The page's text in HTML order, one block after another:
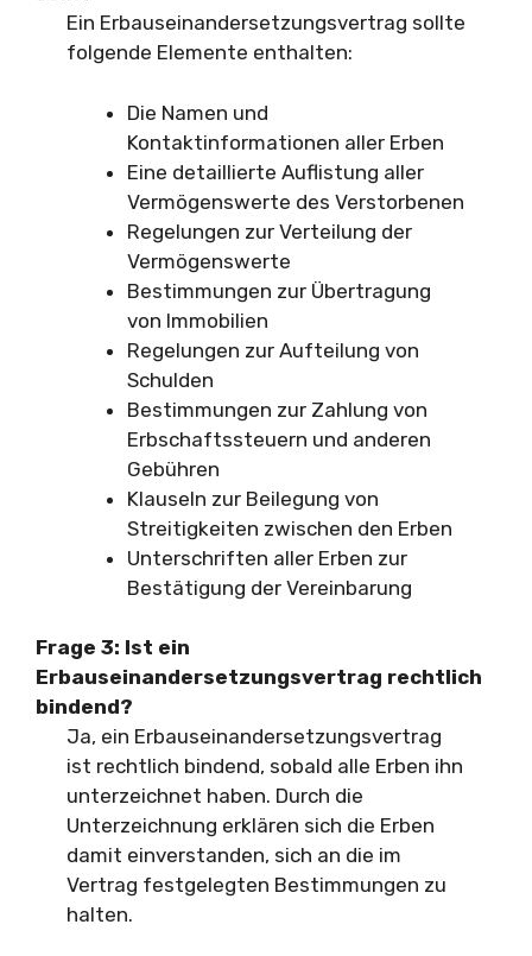
Ein Erbauseinandersetzungsvertrag sollte
folgende Elemente enthalten:
Die Namen und
Kontaktinformationen aller Erben
Eine detaillierte Auflistung aller
Vermögenswerte des Verstorbenen
Regelungen zur Verteilung der
Vermögenswerte
Bestimmungen zur Übertragung
von Immobilien
Regelungen zur Aufteilung von
Schulden
Bestimmungen zur Zahlung von
Erbschaftssteuern und anderen
Gebühren
Klauseln zur Beilegung von
Streitigkeiten zwischen den Erben
Unterschriften aller Erben zur
Bestätigung der Vereinbarung
Frage 3: Ist ein
Erbauseinandersetzungsvertrag rechtlich
bindend?
Ja, ein Erbauseinandersetzungsvertrag
ist rechtlich bindend, sobald alle Erben ihn
unterzeichnet haben. Durch die
Unterzeichnung erklären sich die Erben
damit einverstanden, sich an die im
Vertrag festgelegten Bestimmungen zu
halten.